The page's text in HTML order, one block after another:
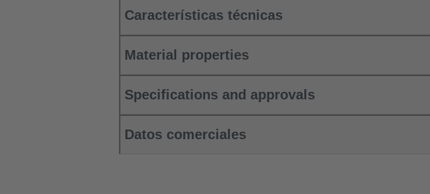
Características técnicas
Material properties
Specifications and approvals
Datos comerciales